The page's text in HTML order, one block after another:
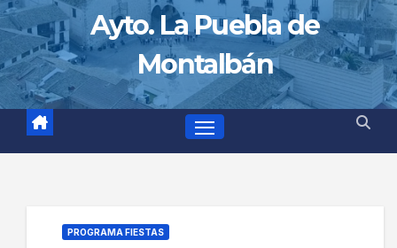
Ayto. La Puebla de
Montalbán
PROGRAMA FIESTAS